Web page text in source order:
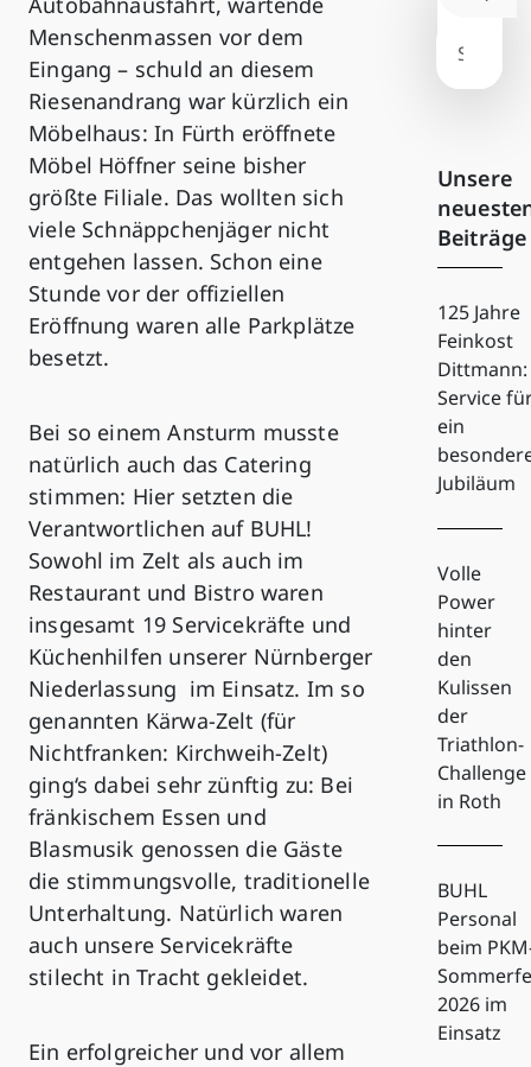
Menschenmassen vor dem
Eingang – schuld an diesem
Riesenandrang war kürzlich ein
Möbelhaus: In Fürth eröffnete
Möbel Höffner seine bisher
größte Filiale. Das wollten sich
viele Schnäppchenjäger nicht
entgehen lassen. Schon eine
Stunde vor der offiziellen
Eröffnung waren alle Parkplätze
besetzt.
Bei so einem Ansturm musste
natürlich auch das Catering
stimmen: Hier setzten die
Verantwortlichen auf BUHL!
Sowohl im Zelt als auch im
Restaurant und Bistro waren
insgesamt 19 Servicekräfte und
Küchenhilfen unserer Nürnberger
Niederlassung im Einsatz. Im so
genannten Kärwa-Zelt (für
Nichtfranken: Kirchweih-Zelt)
ging‘s dabei sehr zünftig zu: Bei
fränkischem Essen und
Blasmusik genossen die Gäste
die stimmungsvolle, traditionelle
Unterhaltung. Natürlich waren
auch unsere Servicekräfte
stilecht in Tracht gekleidet.
Ein erfolgreicher und vor allem
Unsere
Beiträge
125 Jahre
Feinkost
Dittmann:
Service
ein
Jubiläum
Volle
Power
hinter
den
Kulissen
der
Triathlon-
Challenge
in Roth
BUHL
Personal
beim
2026 im
Einsatz